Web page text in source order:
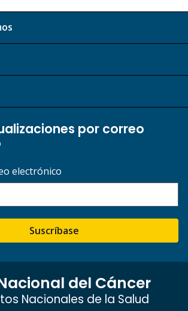
por correo
electrónico
Suscríbase
del Cáncer
Nacionales de la Salud